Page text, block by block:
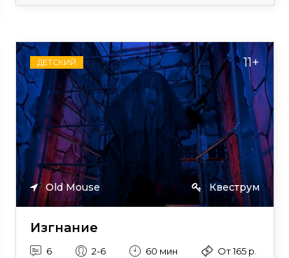
ДЕТСКИЙ 11+
Old Mouse Квеструм
Изгнание
6 2-6 60 мин
От 165 р.